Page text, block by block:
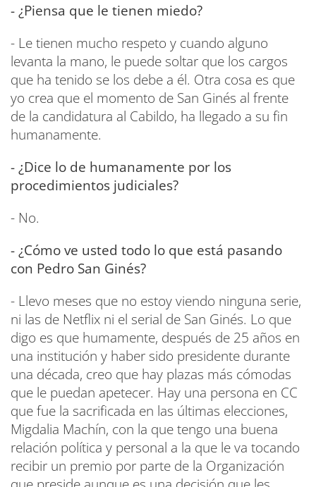
- ¿Piensa que le tienen miedo?
- Le tienen mucho respeto y cuando alguno
levanta la mano, le puede soltar que los cargos
que ha tenido se los debe a él. Otra cosa es que
yo crea que el momento de San Ginés al frente
de la candidatura al Cabildo, ha llegado a su fin
humanamente.
- ¿Dice lo de humanamente por los
procedimientos judiciales?
- No.
- ¿Cómo ve usted todo lo que está pasando
con Pedro San Ginés?
- Llevo meses que no estoy viendo ninguna serie,
ni las de Netflix ni el serial de San Ginés. Lo que
digo es que humamente, después de 25 años en
una institución y haber sido presidente durante
una década, creo que hay plazas más cómodas
que le puedan apetecer. Hay una persona en CC
que fue la sacrificada en las últimas elecciones,
Migdalia Machín, con la que tengo una buena
relación política y personal a la que le va tocando
recibir un premio por parte de la Organización